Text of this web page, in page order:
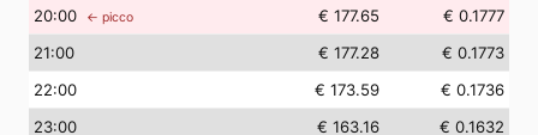
20:00 ← picco € 177.65
€ 0.1777
21:00 € 177.28
€ 0.1773
22:00 € 173.59
€ 0.1736
23:00 € 163.16 € 0.1632